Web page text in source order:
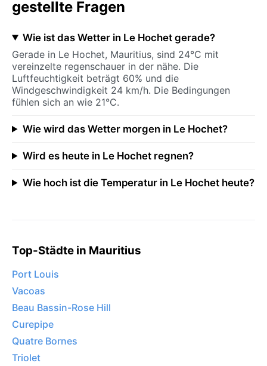
gestellte Fragen
Wie ist das Wetter in Le Hochet gerade?
Gerade in Le Hochet, Mauritius, sind 24°C mit
vereinzelte regenschauer in der nähe. Die
Luftfeuchtigkeit beträgt 60% und die
Windgeschwindigkeit 24 km/h. Die Bedingungen
fühlen sich an wie 21°C.
Wie wird das Wetter morgen in Le Hochet?
Wird es heute in Le Hochet regnen?
Wie hoch ist die Temperatur in Le Hochet heute?
Top-Städte in Mauritius
Port Louis
Vacoas
Beau Bassin-Rose Hill
Curepipe
Quatre Bornes
Triolet